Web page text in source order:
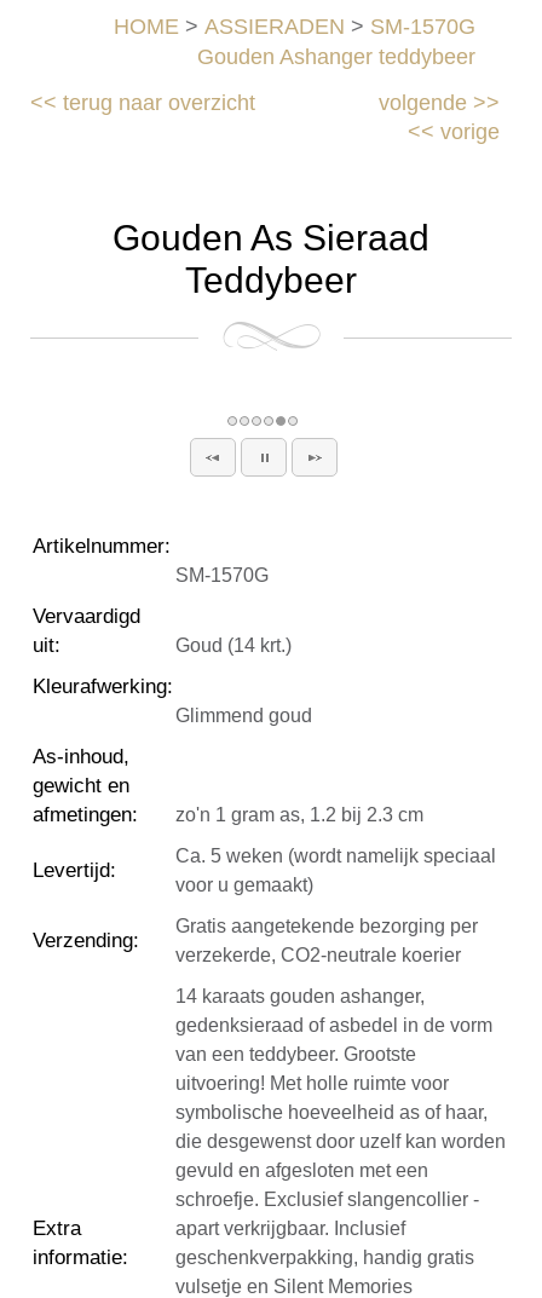
HOME > ASSIERADEN > SM-1570G
Gouden Ashanger teddybeer
<<terug naar overzicht volgende>>
<< vorige
Gouden As Sieraad
Teddybeer
Artikelnummer:
SM-1570G
Vervaardigd
uit: Goud (14 krt.)
Kleurafwerking:
Glimmend goud
As-inhoud,
gewicht en
afmetingen: zo'n 1 gram as, 1.2 bij 2.3 cm
Levertijd:
Ca. 5 weken (wordt namelijk speciaal
voor u gemaakt)
Verzending:
Gratis aangetekende bezorging per
verzekerde, CO2-neutrale koerier
Extra
informatie:
14 karaats gouden ashanger,
gedenksieraad of asbedel in de vorm
van een teddybeer. Grootste
uitvoering! Met holle ruimte voor
symbolische hoeveelheid as of haar,
die desgewenst door uzelf kan worden
gevuld en afgesloten met een
schroefje. Exclusief slangencollier -
apart verkrijgbaar. Inclusief
geschenkverpakking, handig gratis
vulsetje en Silent Memories